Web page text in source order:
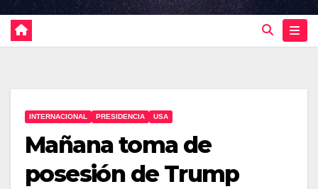
INTERNACIONAL PRESIDENCIA USA
Mañana toma de
posesión de Trump